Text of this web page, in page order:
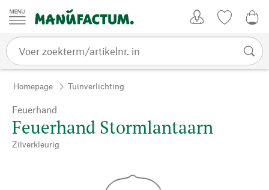
Passer au contenu
Homepage Tuinverlichting
Feuerhand
Feuerhand Stormlantaarn
Zilverkleurig